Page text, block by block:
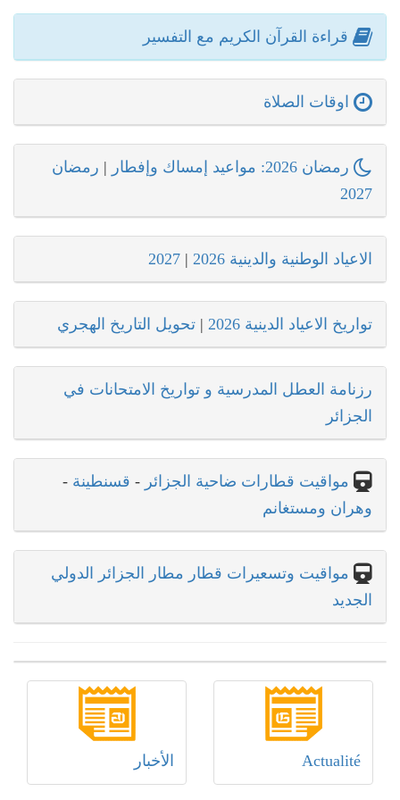
قراءة القرآن الكريم مع التفسير
اوقات الصلاة
رمضان 2026: مواعيد إمساك وإفطار | رمضان
2027
الاعياد الوطنية والدينية 2026 |
2027
تواريخ الاعياد الدينية 2026 | تحويل التاريخ الهجري
رزنامة العطل المدرسية و تواريخ الامتحانات في
الجزائر
مواقيت قطارات ضاحية الجزائر - قسنطينة -
وهران ومستغانم
مواقيت وتسعيرات قطار مطار الجزائر الدولي
الجديد
Actualité الأخبار